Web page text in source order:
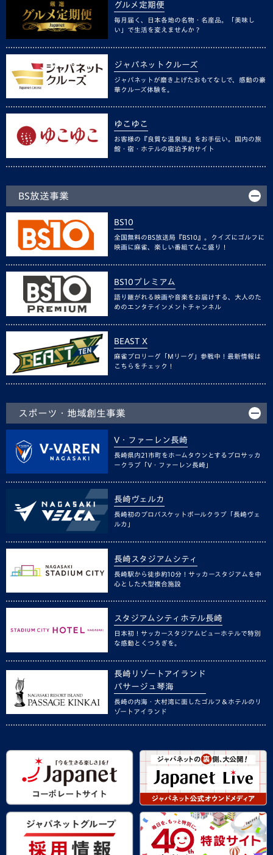
グルメ定期便
毎月届く、日本各地の名物・名産品。「美味し
い」で生活を変えませんか？
ジャパネットクルーズ
ジャパネットが磨き上げたおもてなしで、感動の豪
華クルーズ体験を。
ゆこゆこ
お客様の『良質な温泉旅』をお手伝い。国内の旅
館・宿・ホテルの宿泊予約サイト
BS放送事業
BS10
全国無料のBS放送局『BS10』。クイズにゴルフに
映画に麻雀、楽しい番組てんこ盛り！
BS10プレミアム
語り継がれる映画や音楽をお届けする、大人のた
めのエンタテインメントチャンネル
BEAST X
麻雀プロリーグ「Mリーグ」参戦中！最新情報は
こちらをチェック！
スポーツ・地域創生事業
V・ファーレン長崎
長崎県内21市町をホームタウンとするプロサッカ
ークラブ「V・ファーレン長崎」
長崎ヴェルカ
長崎初のプロバスケットボールクラブ「長崎ヴェ
ルカ」
長崎スタジアムシティ
長崎駅から徒歩約10分！サッカースタジアムを中
心とした大型複合施設
スタジアムシティホテル長崎
日本初！サッカースタジアムビューホテルで特別
な感動とくつろぎを。
長崎リゾートアイランド
パサージュ琴海
長崎の内海・大村湾に面したゴルフ＆ホテルのリ
ゾートアイランド